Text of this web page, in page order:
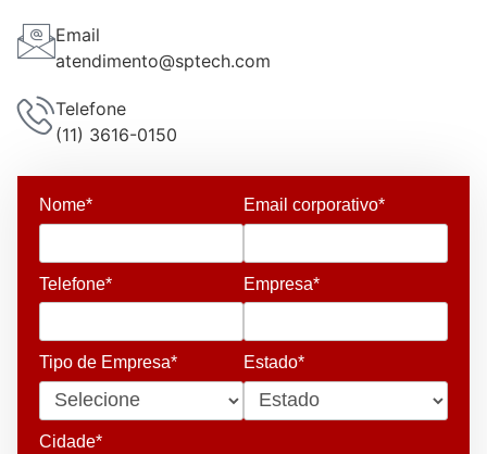
Email
atendimento@sptech.com
Telefone
(11) 3616-0150
Nome* Email corporativo*
Telefone* Empresa*
Tipo de Empresa* Estado*
Cidade*